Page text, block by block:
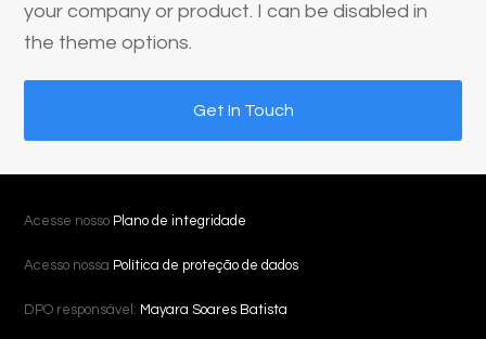
your company or product. I can be disabled in
the theme options.
Get In Touch
Acesse nosso Plano de integridade
Acesso nossa Política de proteção de dados
DPO responsável: Mayara Soares Batista